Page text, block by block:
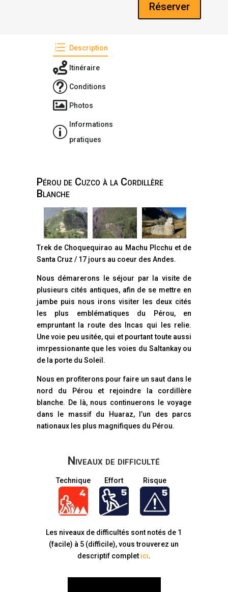
Réserver
Pérou de Cuzco à la Cordillère
Blanche
Trek de Choquequirao au Machu PIcchu et de
Santa Cruz / 17 jours au coeur des Andes.
Nous démarerons le séjour par la visite de
plusieurs cités antiques, afin de se mettre en
jambe puis nous irons visiter les deux cités
les plus emblématiques du Pérou, en
empruntant la route des Incas qui les relie.
Une voie peu usitée, qui et pourtant toute aussi
imrpessionante que les voies du Saltankay ou
de la porte du Soleil.
Nous en profiterons pour faire un saut dans le
nord du Pérou et rejoindre la cordillère
blanche. De là, nous continuerons le voyage
dans le massif du Huaraz, l’un des parcs
nationaux les plus magnifiques du Pérou.
Niveaux de difficulté
Technique Effort Risque
Les niveaux de difficultés sont notés de 1
(facile) à 5 (difficile), vous trouverez un
descriptif complet ici.
e Description
 Itinéraire
t Conditions
 Photos
p
Informations
pratiques